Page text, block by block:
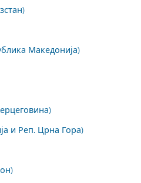
Македонија)
и Реп. Црна Гора)